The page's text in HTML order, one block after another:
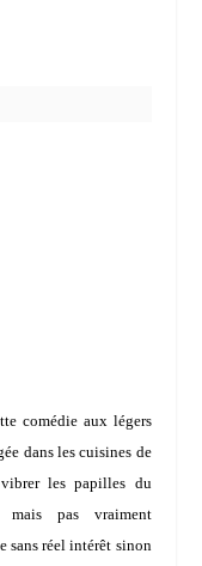
comédie aux légers
dans les cuisines de
vibrer les papilles du
mais pas vraiment
sans réel intérêt sinon